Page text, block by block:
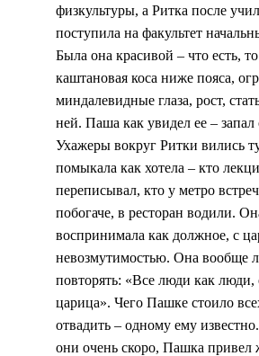
физкультуры, а Ритка после
поступила на факультет
Была она красивой – что есть, то
каштановая коса ниже пояса,
миндалевидные глаза, рост,
ней. Паша как увидел ее – запал
Ухажеры вокруг Ритки вились
помыкала как хотела – кто
переписывал, кто у метро
побогаче, в ресторан водили.
воспринимала как должное, с
невозмутимостью. Она вообще
повторять: «Все люди как люди,
царица». Чего Пашке стоило
отвадить – одному ему
они очень скоро, Пашка привел